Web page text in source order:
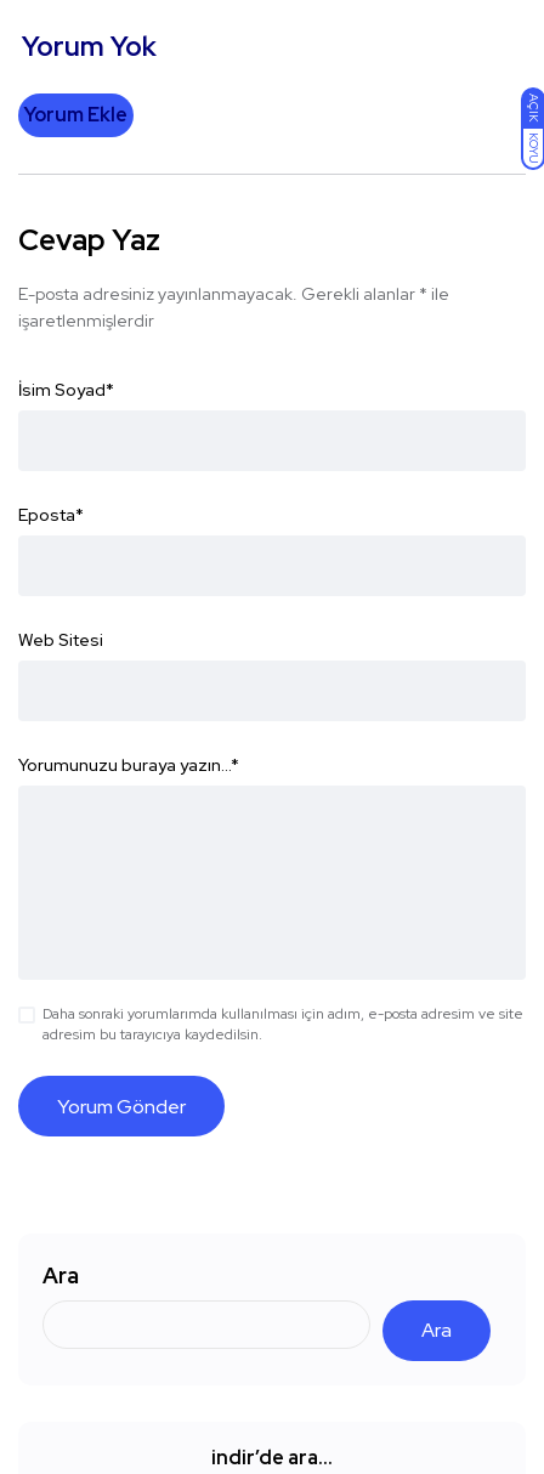
AÇIK
KOYU
Yorum Yok
Yorum Ekle
Cevap Yaz
E-posta adresiniz yayınlanmayacak. Gerekli alanlar * ile
işaretlenmişlerdir
İsim Soyad*
Eposta*
Web Sitesi
Yorumunuzu buraya yazın...*
Daha sonraki yorumlarımda kullanılması için adım, e-posta adresim ve site
adresim bu tarayıcıya kaydedilsin.
Ara
Ara
indir’de ara…